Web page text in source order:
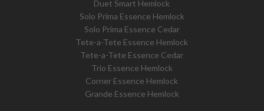
Duet Smart Hemlock
Solo Prima Essence Hemlock
Solo Prima Essence Cedar
Tete-a-Tete Essence Hemlock
Tete-a-Tete Essence Cedar
Trio Essence Hemlock
Corner Essence Hemlock
Grande Essence Hemlock